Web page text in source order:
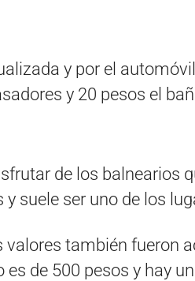
y por el
y 20 pesos el
de los balnearios
y suele ser uno de los
valores también fueron
de 500 pesos y hay